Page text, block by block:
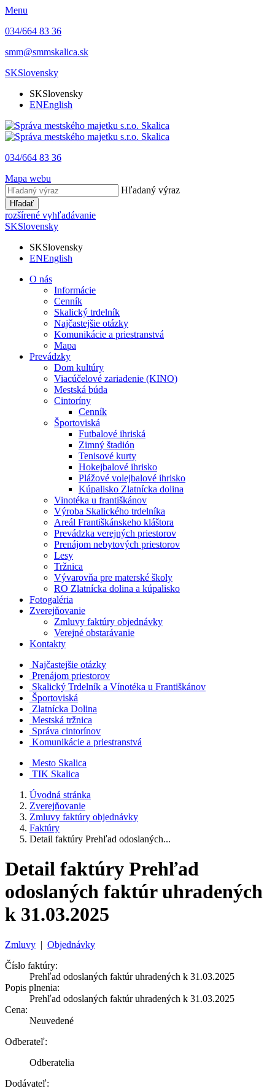
Menu
034/664 83 36
smm@smmskalica.sk
SKSlovensky
SKSlovensky
ENEnglish
034/664 83 36
Mapa webu
Hľadaný výraz
Hľadať
rozšírené vyhľadávanie
SKSlovensky
SKSlovensky
ENEnglish
O nás
Informácie
Cenník
Skalický trdelník
Najčastejšie otázky
Komunikácie a priestranstvá
Mapa
Prevádzky
Dom kultúry
Viacúčelové zariadenie (KINO)
Mestská búda
Cintoríny
Cenník
Športoviská
Futbalové ihriská
Zimný štadión
Tenisové kurty
Hokejbalové ihrisko
Plážové volejbalové ihrisko
Kúpalisko Zlatnícka dolina
Vinotéka u františkánov
Výroba Skalického trdelníka
Areál Františkánskeho kláštora
Prevádzka verejných priestorov
Prenájom nebytových priestorov
Lesy
Tržnica
Vývarovňa pre materské školy
RO Zlatnícka dolina a kúpalisko
Fotogaléria
Zverejňovanie
Zmluvy faktúry objednávky
Verejné obstarávanie
Kontakty
Najčastejšie otázky
Prenájom priestorov
Skalický Trdelník a Vínotéka u Františkánov
Športoviská
Zlatnícka Dolina
Mestská tržnica
Správa cintorínov
Komunikácie a​ priestranstvá
Mesto Skalica
TIK Skalica
Úvodná stránka
Zverejňovanie
Zmluvy faktúry objednávky
Faktúry
Detail faktúry Prehľad odoslaných...
Detail faktúry Prehľad
odoslaných faktúr uhradených
k 31.03.2025
Zmluvy | Objednávky
Číslo faktúry:
Prehľad odoslaných faktúr uhradených k 31.03.2025
Popis plnenia:
Prehľad odoslaných faktúr uhradených k 31.03.2025
Cena:
Neuvedené
Odberateľ:
Odberatelia
Dodávateľ: